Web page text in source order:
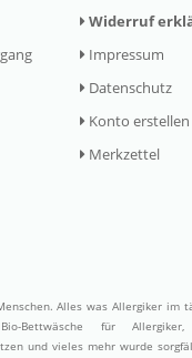
Widerruf
Impressum
Datenschutz
Konto erstellen
Merkzettel
Alles was Allergiker
Bio-Bettwäsche für
und vieles mehr wurde